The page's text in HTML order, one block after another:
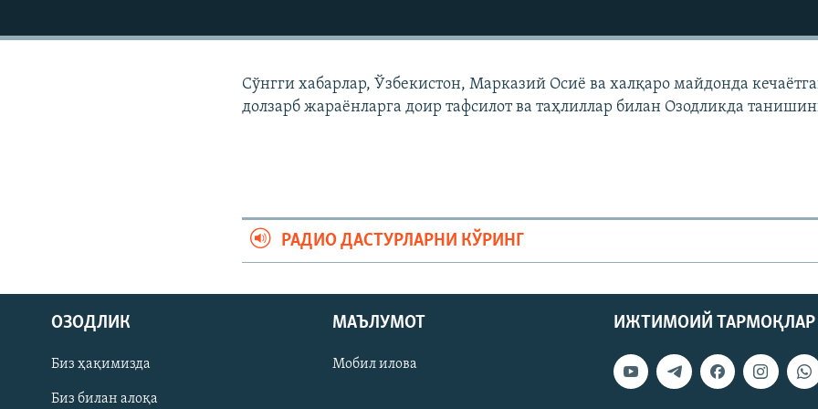
На русском
ИЖТИМОИЙ ТАРМОҚЛАР
Сўнгги хабарлар, Ўзбекистон, Марказий Осиë ва халқаро майдонда
долзарб жараëнларга доир тафсилот ва таҳлиллар билан Озодликда
РАДИО ДАСТУРЛАРНИ КЎРИНГ
ИЖТИМОИЙ ТАРМОҚЛАР
ОЗОДЛИК
Биз ҳақимизда
Биз билан алоқа
МАЪЛУМОТ
Мобил илова